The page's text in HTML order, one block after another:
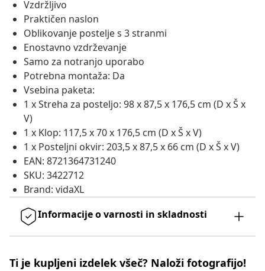
Vzdržljivo
Praktičen naslon
Oblikovanje postelje s 3 stranmi
Enostavno vzdrževanje
Samo za notranjo uporabo
Potrebna montaža: Da
Vsebina paketa:
1 x Streha za posteljo: 98 x 87,5 x 176,5 cm (D x Š x
V)
1 x Klop: 117,5 x 70 x 176,5 cm (D x Š x V)
1 x Posteljni okvir: 203,5 x 87,5 x 66 cm (D x Š x V)
EAN: 8721364731240
SKU: 3422712
Brand: vidaXL
Informacije o varnosti in skladnosti
Ti je kupljeni izdelek všeč? Naloži fotografijo!